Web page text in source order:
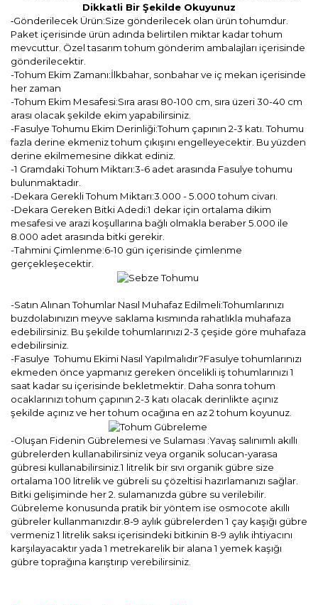
Dikkatli Bir Şekilde Okuyunuz
-Gönderilecek Ürün:Size gönderilecek olan ürün tohumdur.
Paket içerisinde ürün adında belirtilen miktar kadar tohum
mevcuttur. Özel tasarım tohum gönderim ambalajları içerisinde
gönderilecektir.
-Tohum Ekim Zamanı:İlkbahar, sonbahar ve iç mekan içerisinde
her zaman
-Tohum Ekim Mesafesi:Sıra arası 80-100 cm, sıra üzeri 30-40 cm
arası olacak şekilde ekim yapabilirsiniz.
-Fasulye Tohumu Ekim Derinliği:Tohum çapının 2-3 katı. Tohumu
fazla derine ekmeniz tohum çıkışını engelleyecektir. Bu yüzden
derine ekilmemesine dikkat ediniz.
-1 Gramdaki Tohum Miktarı:3-6 adet arasında Fasulye tohumu
bulunmaktadır.
-Dekara Gerekli Tohum Miktarı:3.000 - 5.000 tohum civarı.
-Dekara Gereken Bitki Adedi:1 dekar için ortalama dikim
mesafesi ve arazi koşullarına bağlı olmakla beraber 5.000 ile
8.000 adet arasında bitki gerekir.
-Tahmini Çimlenme:6-10 gün içerisinde çimlenme
gerçekleşecektir.
-Satın Alınan Tohumlar Nasıl Muhafaz Edilmeli:Tohumlarınızı
buzdolabınızın meyve saklama kısmında rahatlıkla muhafaza
edebilirsiniz. Bu şekilde tohumlarınızı 2-3 çeşide göre muhafaza
edebilirsiniz.
-Fasulye Tohumu Ekimi Nasıl Yapılmalıdır?Fasulye tohumlarınızı
ekmeden önce yapmanız gereken öncelikli iş tohumlarınızı 1
saat kadar su içerisinde bekletmektir. Daha sonra tohum
ocaklarınızı tohum çapının 2-3 katı olacak derinlikte açınız
şekilde açınız ve her tohum ocağına en az 2 tohum koyunuz.
-Oluşan Fidenin Gübrelemesi ve Sulaması :Yavaş salınımlı akıllı
gübrelerden kullanabilirsiniz veya organik solucan-yarasa
gübresi kullanabilirsiniz.1 litrelik bir sıvı organik gübre size
ortalama 100 litrelik ve gübreli su çözeltisi hazırlamanızı sağlar.
Bitki gelişiminde her 2. sulamanızda gübre su verilebilir.
Gübreleme konusunda pratik bir yöntem ise osmocote akıllı
gübreler kullanmanızdır.8-9 aylık gübrelerden 1 çay kaşığı gübre
vermeniz 1 litrelik saksı içerisindeki bitkinin 8-9 aylık ihtiyacını
karşılayacaktır yada 1 metrekarelik bir alana 1 yemek kaşığı
gübre toprağına karıştırıp verebilirsiniz.